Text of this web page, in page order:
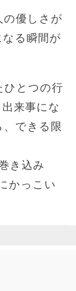
の優しさが
る瞬間が
ひとつの行
来事にな
できる限
き込み
かっこい